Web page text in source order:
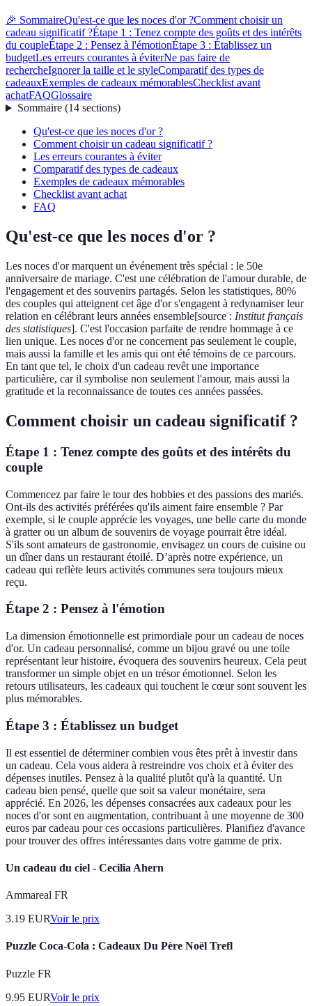
🎉 SommaireQu'est-ce que les noces d'or ?Comment choisir un
cadeau significatif ?Étape 1 : Tenez compte des goûts et des intérêts
du coupleÉtape 2 : Pensez à l'émotionÉtape 3 : Établissez un
budgetLes erreurs courantes à éviterNe pas faire de
rechercheIgnorer la taille et le styleComparatif des types de
cadeauxExemples de cadeaux mémorablesChecklist avant
achatFAQGlossaire
Sommaire(14 sections)
Qu'est-ce que les noces d'or ?
Comment choisir un cadeau significatif ?
Les erreurs courantes à éviter
Comparatif des types de cadeaux
Exemples de cadeaux mémorables
Checklist avant achat
FAQ
Qu'est-ce que les noces d'or ?
Les noces d'or marquent un événement très spécial : le 50e
anniversaire de mariage. C'est une célébration de l'amour durable, de
l'engagement et des souvenirs partagés. Selon les statistiques, 80%
des couples qui atteignent cet âge d'or s'engagent à redynamiser leur
relation en célébrant leurs années ensemble[source : Institut français
des statistiques]. C'est l'occasion parfaite de rendre hommage à ce
lien unique. Les noces d'or ne concernent pas seulement le couple,
mais aussi la famille et les amis qui ont été témoins de ce parcours.
En tant que tel, le choix d'un cadeau revêt une importance
particulière, car il symbolise non seulement l'amour, mais aussi la
gratitude et la reconnaissance de toutes ces années passées.
Comment choisir un cadeau significatif ?
Étape 1 : Tenez compte des goûts et des intérêts du
couple
Commencez par faire le tour des hobbies et des passions des mariés.
Ont-ils des activités préférées qu'ils aiment faire ensemble ? Par
exemple, si le couple apprécie les voyages, une belle carte du monde
à gratter ou un album de souvenirs de voyage pourrait être idéal.
S'ils sont amateurs de gastronomie, envisagez un cours de cuisine ou
un dîner dans un restaurant étoilé. D’après notre expérience, un
cadeau qui reflète leurs activités communes sera toujours mieux
reçu.
Étape 2 : Pensez à l'émotion
La dimension émotionnelle est primordiale pour un cadeau de noces
d'or. Un cadeau personnalisé, comme un bijou gravé ou une toile
représentant leur histoire, évoquera des souvenirs heureux. Cela peut
transformer un simple objet en un trésor émotionnel. Selon les
retours utilisateurs, les cadeaux qui touchent le cœur sont souvent les
plus mémorables.
Étape 3 : Établissez un budget
Il est essentiel de déterminer combien vous êtes prêt à investir dans
un cadeau. Cela vous aidera à restreindre vos choix et à éviter des
dépenses inutiles. Pensez à la qualité plutôt qu'à la quantité. Un
cadeau bien pensé, quelle que soit sa valeur monétaire, sera
apprécié. En 2026, les dépenses consacrées aux cadeaux pour les
noces d'or sont en augmentation, contribuant à une moyenne de 300
euros par cadeau pour ces occasions particulières. Planifiez d'avance
pour trouver des offres intéressantes dans votre gamme de prix.
Un cadeau du ciel - Cecilia Ahern
Ammareal FR
3.19 EURVoir le prix
Puzzle Coca-Cola : Cadeaux Du Père Noël Trefl
Puzzle FR
9.95 EURVoir le prix